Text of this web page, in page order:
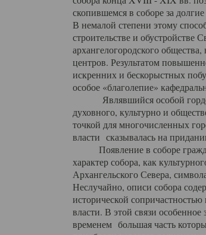
скопившемся в соборе за
В немалой степени этому
строительстве и обустройстве
архангелогородского
центров. Результатом
искренних и бескорыстных
особое «благолепие»
Являвшийся особой
духовного, культурно и
точкой для многочисленных
власти сказывалась на
Появление в соборе
характер собора, как
Архангельского Севера,
Неслучайно, описи собора
исторической
власти. В этой связи
временем большая часть